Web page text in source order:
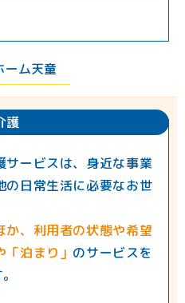
ーム天童
護
ービスは、身近な事業
の日常生活に必要なお世
か、利用者の状態や希望
泊まり」 のサービスを